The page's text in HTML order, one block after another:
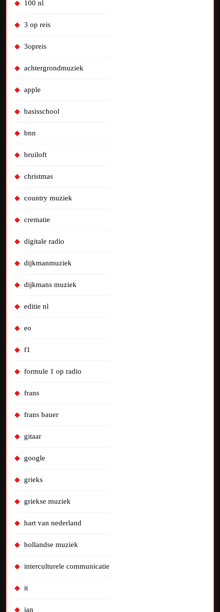
100 nl
3 op reis
3opreis
achtergrondmuziek
apple
basisschool
bnn
bruiloft
christmas
country muziek
crematie
digitale radio
dijkmanmuziek
dijkmans muziek
editie nl
eo
f1
formule 1 op radio
frans
frans bauer
gitaar
google
grieks
griekse muziek
hart van nederland
hollandse muziek
interculturele communicatie
it
jan